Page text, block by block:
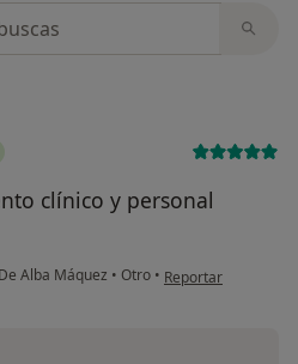
clínico y personal
Alba Máquez • Otro • en opinión del
Reportar